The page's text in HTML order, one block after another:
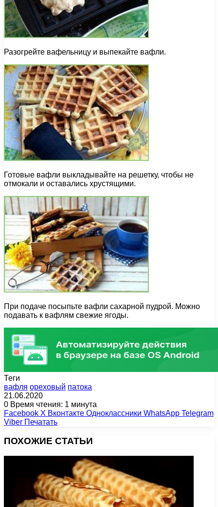
Разогрейте вафельницу и выпекайте вафли.
Готовые вафли выкладывайте на решетку, чтобы не
отмокали и оставались хрустящими.
При подаче посыпьте вафли сахарной пудрой. Можно
подавать к вафлям свежие ягоды.
Теги
вафля ореховый патока
21.06.2020
0 Время чтения: 1 минута
Facebook X Вконтакте Одноклассники WhatsApp Telegram
Viber Печатать
ПОХОЖИЕ СТАТЬИ